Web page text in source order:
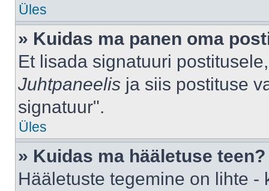
Üles
» Kuidas ma panen oma
Et lisada signatuuri
Juhtpaneelis ja siis postituse
signatuur".
Üles
» Kuidas ma hääletuse teen?
Hääletuste tegemine on lihte